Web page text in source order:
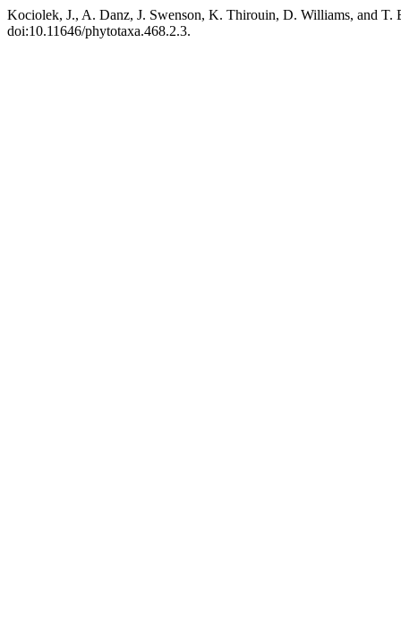
Kociolek, J., A. Danz, J. Swenson, K. Thirouin, D. Williams, and T.
doi:10.11646/phytotaxa.468.2.3.